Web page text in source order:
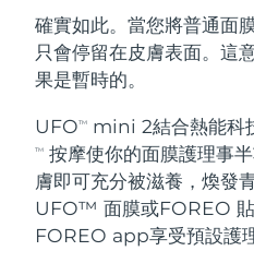
確實如此。當您將普通面
只會停留在皮膚表面。這
果是暫時的。
UFOTM mini 2結合熱能科
TM
按摩使你的面膜護理事
膚即可充分被滋養，煥發
UFO™ 面膜或FOREO 貼
FOREO app享受預設護
LUNA™ 4
LUNA™ 4
Massage, LED
BEAR™ 2
BEAR™ 2
Microcurrent
補水保濕
UFO™ 3 套
Deep facial
issa™ 4
Hybrid silicone
FAQ™ 抗老護理
比利時
百慕達
波士尼亞與赫塞哥維納
汶萊
保加利亞